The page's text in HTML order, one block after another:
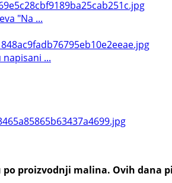
"Na ...
...
po proizvodnji malina. Ovih dana